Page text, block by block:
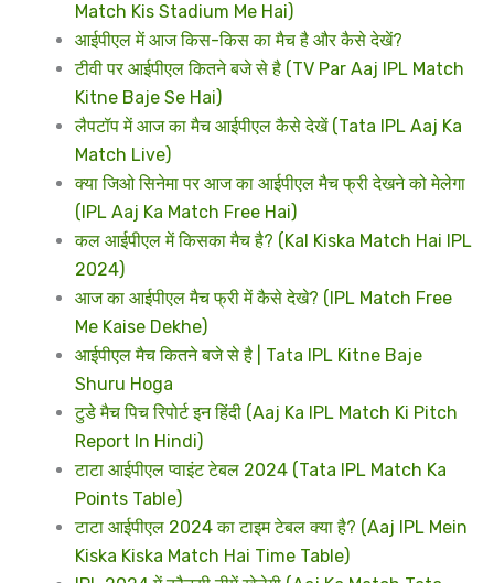
Match Kis Stadium Me Hai)
आईपीएल में आज किस-किस का मैच है और कैसे देखें?
टीवी पर आईपीएल कितने बजे से है (TV Par Aaj IPL Match
Kitne Baje Se Hai)
लैपटॉप में आज का मैच आईपीएल कैसे देखें (Tata IPL Aaj Ka
Match Live)
क्या जिओ सिनेमा पर आज का आईपीएल मैच फ्री देखने को मेलेगा
(IPL Aaj Ka Match Free Hai)
कल आईपीएल में किसका मैच है? (Kal Kiska Match Hai IPL
2024)
आज का आईपीएल मैच फ्री में कैसे देखे? (IPL Match Free
Me Kaise Dekhe)
आईपीएल मैच कितने बजे से है | Tata IPL Kitne Baje
Shuru Hoga
टुडे मैच पिच रिपोर्ट इन हिंदी (Aaj Ka IPL Match Ki Pitch
Report In Hindi)
टाटा आईपीएल प्वाइंट टेबल 2024 (Tata IPL Match Ka
Points Table)
टाटा आईपीएल 2024 का टाइम टेबल क्या है? (Aaj IPL Mein
Kiska Kiska Match Hai Time Table)